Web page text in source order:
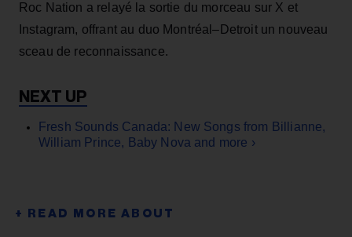
Roc Nation a relayé la sortie du morceau sur X et
Instagram, offrant au duo Montréal–Detroit un nouveau
sceau de reconnaissance.
Fresh Sounds Canada: New Songs from Billianne,
William Prince, Baby Nova and more ›